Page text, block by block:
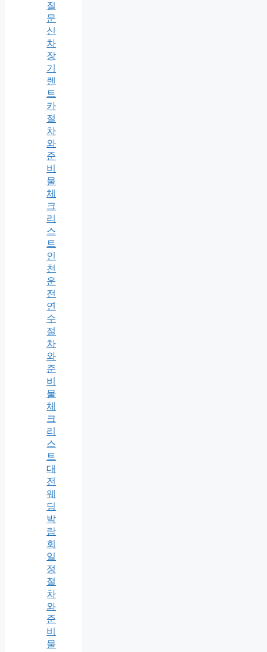
질
문
신
차
장
기
렌
트
카
절
차
와
준
비
물
체
크
리
스
트
인
천
운
전
연
수
절
차
와
준
비
물
체
크
리
스
트
대
전
웨
딩
박
람
회
일
정
절
차
와
준
비
물